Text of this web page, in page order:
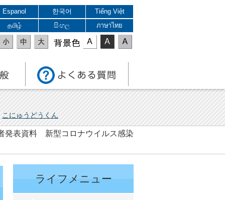
Espanol 한국어
Tiếng Việt
தமிழ் සිංහල ภาษาไทย
表示色
こにゅうどうくん
発表資料 新型コロナウイルス感染
ライフメニュー